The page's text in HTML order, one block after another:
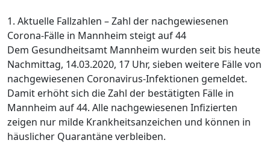
1. Aktuelle Fallzahlen – Zahl der nachgewiesenen
Corona-Fälle in Mannheim steigt auf 44
Dem Gesundheitsamt Mannheim wurden seit bis heute
Nachmittag, 14.03.2020, 17 Uhr, sieben weitere Fälle von
nachgewiesenen Coronavirus-Infektionen gemeldet.
Damit erhöht sich die Zahl der bestätigten Fälle in
Mannheim auf 44. Alle nachgewiesenen Infizierten
zeigen nur milde Krankheitsanzeichen und können in
häuslicher Quarantäne verbleiben.